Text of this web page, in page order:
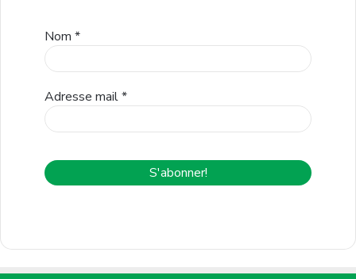
Nom *
Adresse mail*